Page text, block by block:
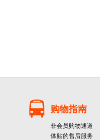
购物指南
非会员购物通道
体贴的售后服务